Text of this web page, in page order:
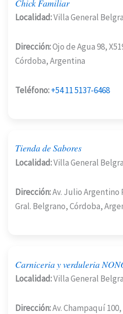
Chick Familiar
Localidad:Villa General
Dirección:Ojo de Agua 98,
Córdoba, Argentina
Teléfono:+54 11 5137-6468
Tienda de Sabores
Localidad:Villa General
Dirección:Av. Julio Argentino
Gral. Belgrano, Córdoba,
Carniceria y verduleria
Localidad:Villa General
Dirección:Av. Champaquí